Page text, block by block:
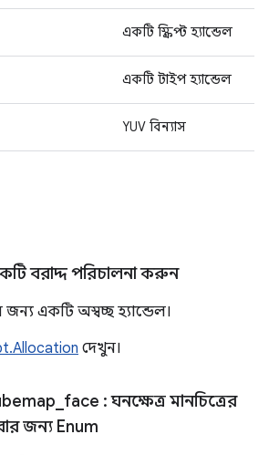
একটি স্ক্রিপ্ট হ্যান্ডেল
একটি টাইপ হ্যান্ডেল
YUV বিন্যাস
বরাদ্দ পরিচালনা করুন
জন্য একটি অস্বচ্ছ হ্যান্ডেল।
দেখুন।
face : ঘনক্ষেত্র মানচিত্রের
জন্য Enum